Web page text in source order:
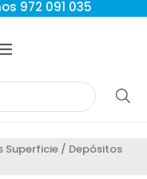
972 091 035
Superficie / Depósitos